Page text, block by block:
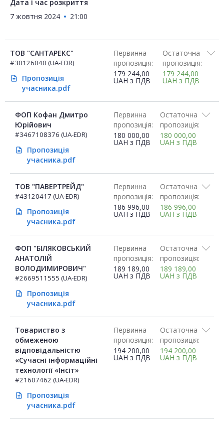
Дата і час розкриття
7 жовтня 2024
21:00
ТОВ "САНТАРЕКС"
#30126040 (UA-EDR)
description
Пропозиція
учасника.pdf
Первинна
пропозиція:
179 244,00
UAH з ПДВ
Остаточна
пропозиція:
179 244,00
UAH з ПДВ
ФОП Кофан Дмитро
Юрійович
#3467108376 (UA-EDR)
description
Пропозиція
учасника.pdf
Первинна
пропозиція:
180 000,00
UAH з ПДВ
Остаточна
пропозиція:
180 000,00
UAH з ПДВ
ТОВ "ПАВЕРТРЕЙД"
#43120417 (UA-EDR)
description
Пропозиція
учасника.pdf
Первинна
пропозиція:
186 996,00
UAH з ПДВ
Остаточна
пропозиція:
186 996,00
UAH з ПДВ
ФОП "БІЛЯКОВСЬКИЙ
АНАТОЛІЙ
ВОЛОДИМИРОВИЧ"
#2669511555 (UA-EDR)
description
Пропозиція
учасника.pdf
Первинна
пропозиція:
189 189,00
UAH з ПДВ
Остаточна
пропозиція:
189 189,00
UAH з ПДВ
Товариство з
обмеженою
відповідальністю
«Сучасні інформаційні
технології «Інсіт»
#21607462 (UA-EDR)
description
Пропозиція
учасника.pdf
Первинна
пропозиція:
194 200,00
UAH з ПДВ
Остаточна
пропозиція:
194 200,00
UAH з ПДВ